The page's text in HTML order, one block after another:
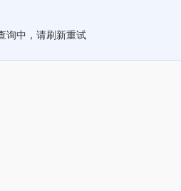
询中，请刷新重试